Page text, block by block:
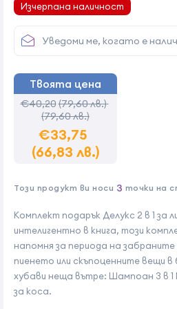
Комплект подарък Делукс 2 в 1 за
интелигентно в книга, този
напомня за периода на забраните
пиенето или скъпоценните вещи
хубави неща вътре: Шампоан 3 в 1
за коса.
Изчерпана наличност
Уведоми ме, когато е
Твоята цена
€40,20(79,60 лв.)
(79,60 лв.)
€33,75
(66,83 лв.)
Този продукт ви носи 3 точки на